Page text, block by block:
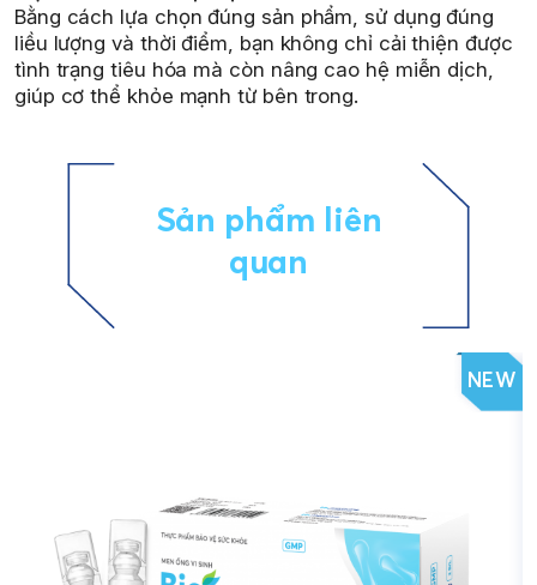
Bằng cách lựa chọn đúng sản phẩm, sử dụng đúng
liều lượng và thời điểm, bạn không chỉ cải thiện được
tình trạng tiêu hóa mà còn nâng cao hệ miễn dịch,
giúp cơ thể khỏe mạnh từ bên trong.
Sản phẩm liên
quan
NEW